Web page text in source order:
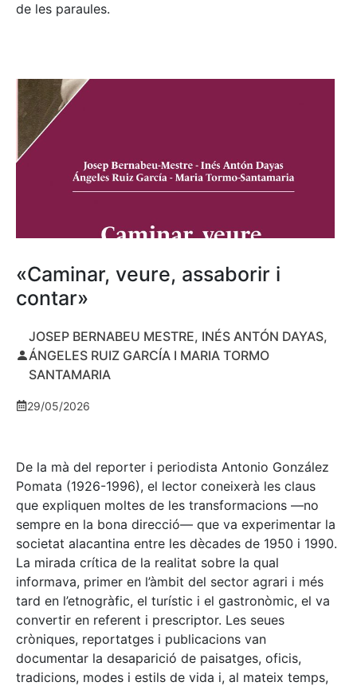
de les paraules.
«Caminar, veure, assaborir i
contar»
JOSEP BERNABEU MESTRE, INÉS ANTÓN DAYAS,
ÁNGELES RUIZ GARCÍA I MARIA TORMO
SANTAMARIA
29/05/2026
De la mà del reporter i periodista Antonio González
Pomata (1926-1996), el lector coneixerà les claus
que expliquen moltes de les transformacions —no
sempre en la bona direcció— que va experimentar la
societat alacantina entre les dècades de 1950 i 1990.
La mirada crítica de la realitat sobre la qual
informava, primer en l’àmbit del sector agrari i més
tard en l’etnogràfic, el turístic i el gastronòmic, el va
convertir en referent i prescriptor. Les seues
cròniques, reportatges i publicacions van
documentar la desaparició de paisatges, oficis,
tradicions, modes i estils de vida i, al mateix temps,